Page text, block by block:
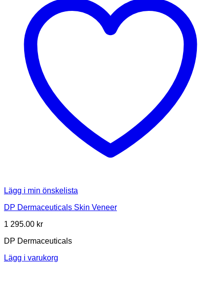
Lägg i min önskelista
DP Dermaceuticals Skin Veneer
1 295.00 kr
DP Dermaceuticals
Lägg i varukorg